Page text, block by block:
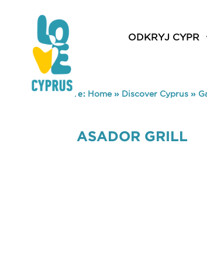
ODKRYJ CYPR
You are here: Home» Discover Cyprus »
ASADOR GRILL